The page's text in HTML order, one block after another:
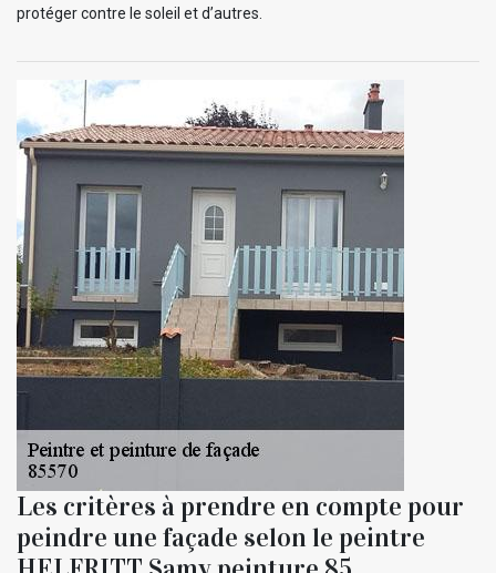
protéger contre le soleil et d’autres.
Les critères à prendre en compte pour
peindre une façade selon le peintre